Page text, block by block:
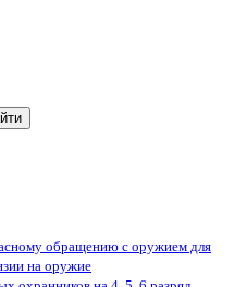
обращению с оружием для
на оружие